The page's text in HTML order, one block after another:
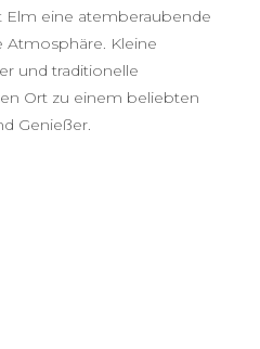
Elm eine atemberaubende
Atmosphäre. Kleine
und traditionelle
Ort zu einem beliebten
Genießer.